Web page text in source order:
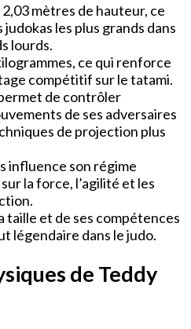
mètres de hauteur, ce
judokas les plus grands dans
lourds.
ce qui renforce
compétitif sur le tatami.
de contrôler
de ses adversaires
de projection plus
influence son régime
la force, l’agilité et les
taille et de ses compétences
légendaire dans le judo.
de Teddy